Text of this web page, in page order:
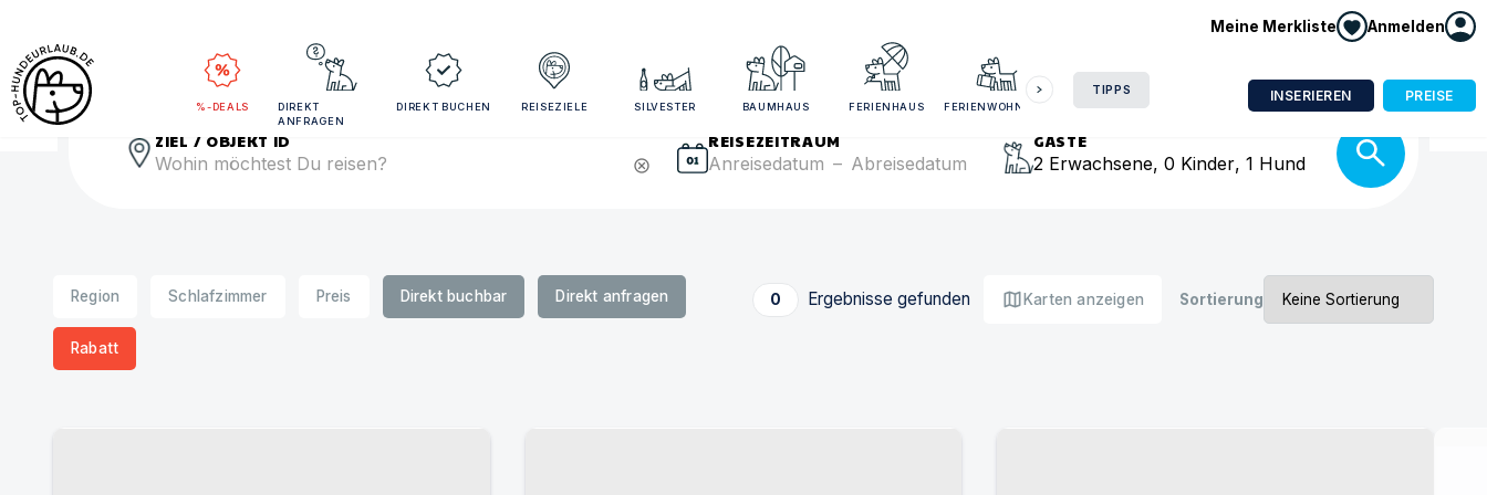
Meine Merkliste Anmelden
%-DEALS
DIREKT
ANFRAGEN
DIREKT BUCHEN REISEZIELE SILVESTER BAUMHAUS FERIENHAUS FERIENWOHNUNG
TIPPS INSERIEREN PREISE
Reisezeitraum und Gästezahl angeben für bessere Suchergebnisse
ZIEL / OBJEKT ID
cancel
REISEZEITRAUM
Anreisedatum – Abreisedatum
GÄSTE
2 Erwachsene, 0 Kinder, 1 Hund
Region Schlafzimmer Preis Direkt buchbar Direkt anfragen
Rabatt
0 Ergebnisse gefunden mapKarten anzeigen Sortierung